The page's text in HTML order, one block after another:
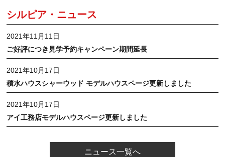
シルピア・ニュース
2021年11月11日
ご好評につき見学予約キャンペーン期間延長
2021年10月17日
積水ハウスシャーウッド モデルハウスページ更新しました
2021年10月17日
アイ工務店モデルハウスページ更新しました
ニュース一覧へ